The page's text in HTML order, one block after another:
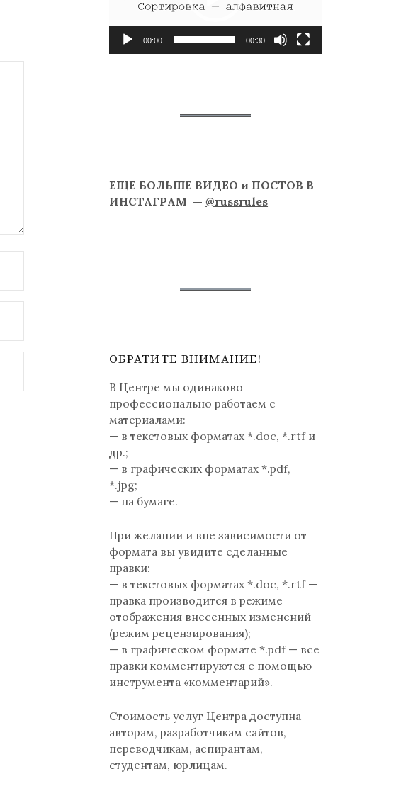
00:00 00:30
ЕЩЕ БОЛЬШЕ ВИДЕО и ПОСТОВ В
ИНСТАГРАМ —@russrules
ОБРАТИТЕ ВНИМАНИЕ!
В Центре мы одинаково
профессионально работаем с
материалами:
— в текстовых форматах *.doc, *.rtf и
др.;
— в графических форматах *.pdf,
*.jpg;
— на бумаге.
При желании и вне зависимости от
формата вы увидите сделанные
правки:
— в текстовых форматах *.doc, *.rtf —
правка производится в режиме
отображения внесенных изменений
(режим рецензирования);
— в графическом формате *.pdf — все
правки комментируются с помощью
инструмента «комментарий».
Стоимость услуг Центра доступна
авторам, разработчикам сайтов,
переводчикам, аспирантам,
студентам, юрлицам.